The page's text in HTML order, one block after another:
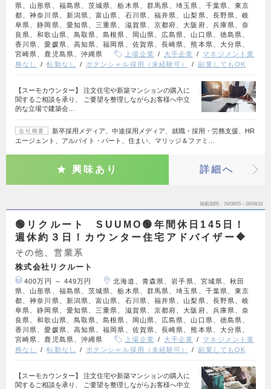
県、山形県、福島県、茨城県、栃木県、群馬県、埼玉県、千葉県、東京
都、神奈川県、新潟県、富山県、石川県、福井県、山梨県、長野県、岐
阜県、静岡県、愛知県、三重県、滋賀県、京都府、大阪府、兵庫県、奈
良県、和歌山県、鳥取県、島根県、岡山県、広島県、山口県、徳島県、
香川県、愛媛県、高知県、福岡県、佐賀県、長崎県、熊本県、大分県、
宮崎県、鹿児島県、沖縄県
上場企業 大手企業
マネジメント業
務なし
転勤なし ポテンシャル採用（未経験可） 副業してもOK
【スーモカウンター】 注文住宅や新築マンションの購入に
関するご相談を承り、 ご要望を整理しながらお客様へ中立
的な立場で建築会…
会社概要
新卒採用メディア、中途採用メディア、就職・採用・労務支援、HR
エージェント、アルバイト・パート、住まい、マリッジ＆ファミ…
興味あり 詳細へ
掲載期間 26/08/05～26/08/18
🟢リクルート SUUMO🟢年間休日145日！
週休約３日！カウンター住宅アドバイザー🔶
その他、営業系
株式会社リクルート
400万円 ～ 449万円
北海道、青森県、岩手県、宮城県、秋田
県、山形県、福島県、茨城県、栃木県、群馬県、埼玉県、千葉県、東京
都、神奈川県、新潟県、富山県、石川県、福井県、山梨県、長野県、岐
阜県、静岡県、愛知県、三重県、滋賀県、京都府、大阪府、兵庫県、奈
良県、和歌山県、鳥取県、島根県、岡山県、広島県、山口県、徳島県、
香川県、愛媛県、高知県、福岡県、佐賀県、長崎県、熊本県、大分県、
宮崎県、鹿児島県、沖縄県
上場企業 大手企業
マネジメント業
務なし
転勤なし ポテンシャル採用（未経験可） 副業してもOK
【スーモカウンター】 注文住宅や新築マンションの購入に
関するご相談を承り、 ご要望を整理しながらお客様へ中立